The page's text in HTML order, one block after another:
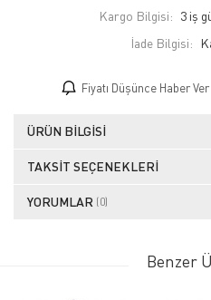
Kargo Bilgisi: 3 iş
İade Bilgisi:
Fiyatı Düşünce Haber Ver
ÜRÜN BILGISI
TAKSIT SEÇENEKLERI
YORUMLAR (0)
Benzer